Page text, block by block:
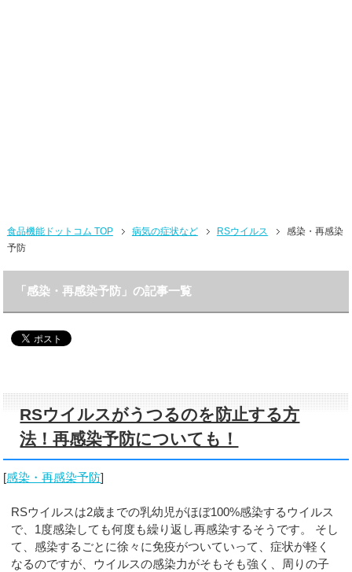
食品機能ドットコム TOP 病気の症状など RSウイルス
感染・再感染
予防
「感染・再感染予防」の記事一覧
RSウイルスがうつるのを防止する方
法！再感染予防についても！
[感染・再感染予防]
RSウイルスは2歳までの乳幼児がほぼ100%感染するウイルス
で、1度感染しても何度も繰り返し再感染するそうです。 そし
て、感染するごとに徐々に免疫がついていって、症状が軽く
なるのですが、ウイルスの感染力がそもそも強く、周りの子